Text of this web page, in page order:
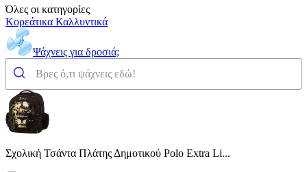
Όλες οι κατηγορίες
Κορεάτικα Καλλυντικά
Ψάχνεις για δροσιά;
Σχολική Τσάντα Πλάτης Δημοτικού Polo Extra Li...